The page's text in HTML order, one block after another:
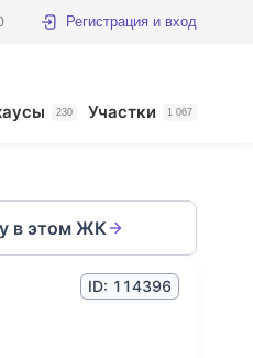
Регистрация и вход
230 Участки 1 067
в этом ЖК
ID: 114396